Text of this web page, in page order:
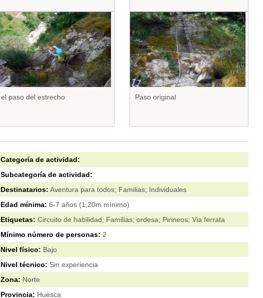
el paso del estrecho Paso original
Categoría de actividad:
Subcategoría de actividad:
Destinatarios: Aventura para todos; Familias; Individuales
Edad mínima: 6-7 años (1,20m mínimo)
Etiquetas: Circuito de habilidad; Familias; ordesa; Pirineos; Via ferrata
Mínimo número de personas: 2
Nivel físico: Bajo
Nivel técnico: Sin experiencia
Zona: Norte
Provincia: Huesca